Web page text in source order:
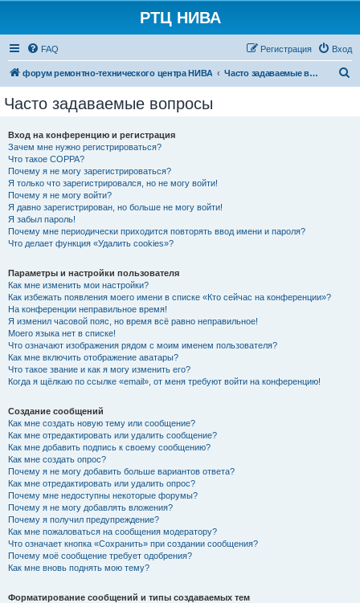
РТЦ НИВА
FAQ Вход
Регистрация
форум ремонтно-технического центра НИВА Часто задаваемые вопросы
Часто задаваемые вопросы
Вход на конференцию и регистрация
Зачем мне нужно регистрироваться?
Что такое COPPA?
Почему я не могу зарегистрироваться?
Я только что зарегистрировался, но не могу войти!
Почему я не могу войти?
Я давно зарегистрирован, но больше не могу войти!
Я забыл пароль!
Почему мне периодически приходится повторять ввод имени и пароля?
Что делает функция «Удалить cookies»?
Параметры и настройки пользователя
Как мне изменить мои настройки?
Как избежать появления моего имени в списке «Кто сейчас на конференции»?
На конференции неправильное время!
Я изменил часовой пояс, но время всё равно неправильное!
Моего языка нет в списке!
Что означают изображения рядом с моим именем пользователя?
Как мне включить отображение аватары?
Что такое звание и как я могу изменить его?
Когда я щёлкаю по ссылке «email», от меня требуют войти на конференцию!
Создание сообщений
Как мне создать новую тему или сообщение?
Как мне отредактировать или удалить сообщение?
Как мне добавить подпись к своему сообщению?
Как мне создать опрос?
Почему я не могу добавить больше вариантов ответа?
Как мне отредактировать или удалить опрос?
Почему мне недоступны некоторые форумы?
Почему я не могу добавлять вложения?
Почему я получил предупреждение?
Как мне пожаловаться на сообщения модератору?
Что означает кнопка «Сохранить» при создании сообщения?
Почему моё сообщение требует одобрения?
Как мне вновь поднять мою тему?
Форматирование сообщений и типы создаваемых тем